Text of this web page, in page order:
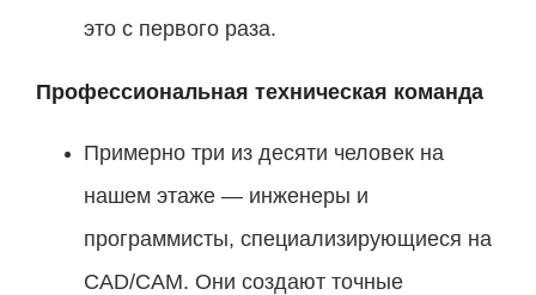
это с первого раза.
Профессиональная техническая команда
Примерно три из десяти человек на
нашем этаже — инженеры и
программисты, специализирующиеся на
CAD/CAM. Они создают точные